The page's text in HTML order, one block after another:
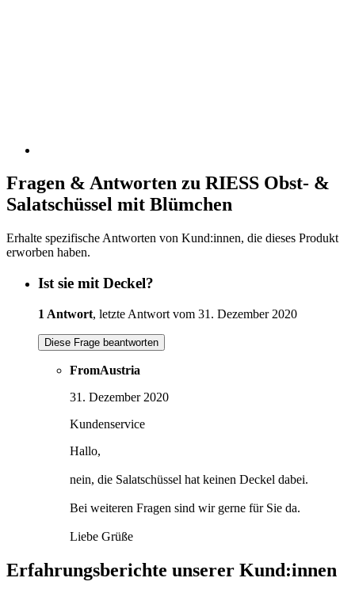
Fragen & Antworten zu RIESS Obst- &
Salatschüssel mit Blümchen
Erhalte spezifische Antworten von Kund:innen, die dieses Produkt
erworben haben.
Ist sie mit Deckel?
1 Antwort, letzte Antwort vom 31. Dezember 2020
Diese Frage beantworten
FromAustria
31. Dezember 2020
Kundenservice
Hallo,
nein, die Salatschüssel hat keinen Deckel dabei.
Bei weiteren Fragen sind wir gerne für Sie da.
Liebe Grüße
Erfahrungsberichte unserer Kund:innen